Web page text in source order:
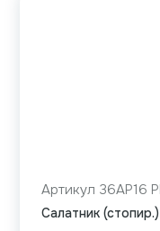
Артикул 36AP16
Салатник